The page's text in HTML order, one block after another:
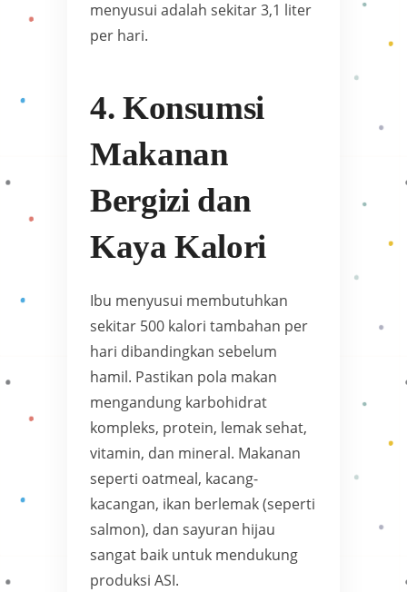
menyusui adalah sekitar 3,1 liter
per hari.
4. Konsumsi
Makanan
Bergizi dan
Kaya Kalori
Ibu menyusui membutuhkan
sekitar 500 kalori tambahan per
hari dibandingkan sebelum
hamil. Pastikan pola makan
mengandung karbohidrat
kompleks, protein, lemak sehat,
vitamin, dan mineral. Makanan
seperti oatmeal, kacang-
kacangan, ikan berlemak (seperti
salmon), dan sayuran hijau
sangat baik untuk mendukung
produksi ASI.